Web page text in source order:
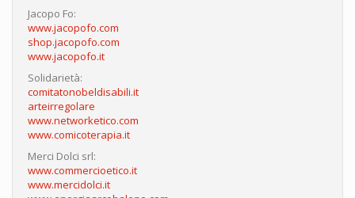
Jacopo Fo:
www.jacopofo.com
shop.jacopofo.com
www.jacopofo.it
Solidarietà:
comitatonobeldisabili.it
arteirregolare
www.networketico.com
www.comicoterapia.it
Merci Dolci srl:
www.commercioetico.it
www.mercidolci.it